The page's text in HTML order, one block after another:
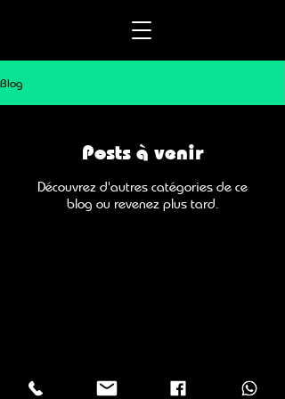
Blog
Posts à venir
Découvrez d'autres catégories de ce
blog ou revenez plus tard.